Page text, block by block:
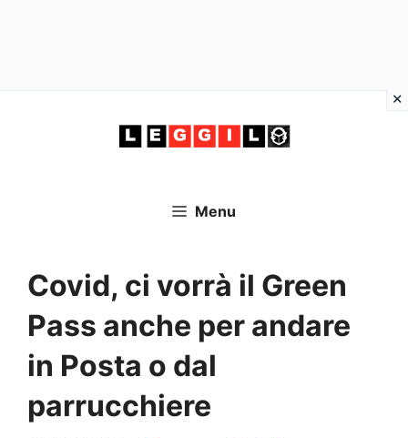
Menu
Covid, ci vorrà il Green
Pass anche per andare
in Posta o dal
parrucchiere